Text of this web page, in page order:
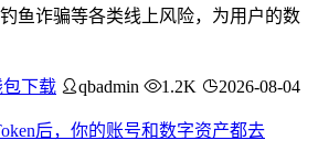
鱼诈骗等各类线上风险，为用户的数
包下载 qbadmin 1.2K 2026-08-04